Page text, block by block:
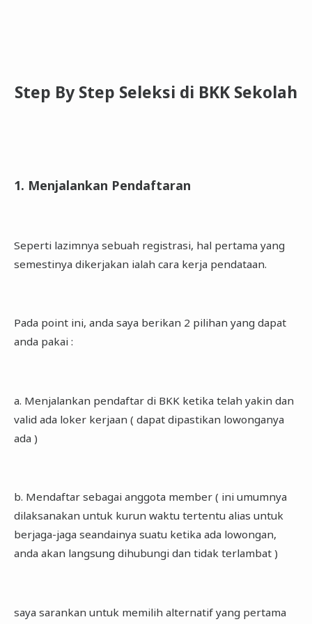
Step By Step Seleksi di BKK Sekolah
1. Menjalankan Pendaftaran
Seperti lazimnya sebuah registrasi, hal pertama yang
semestinya dikerjakan ialah cara kerja pendataan.
Pada point ini, anda saya berikan 2 pilihan yang dapat
anda pakai :
a. Menjalankan pendaftar di BKK ketika telah yakin dan
valid ada loker kerjaan ( dapat dipastikan lowonganya
ada )
b. Mendaftar sebagai anggota member ( ini umumnya
dilaksanakan untuk kurun waktu tertentu alias untuk
berjaga-jaga seandainya suatu ketika ada lowongan,
anda akan langsung dihubungi dan tidak terlambat )
saya sarankan untuk memilih alternatif yang pertama